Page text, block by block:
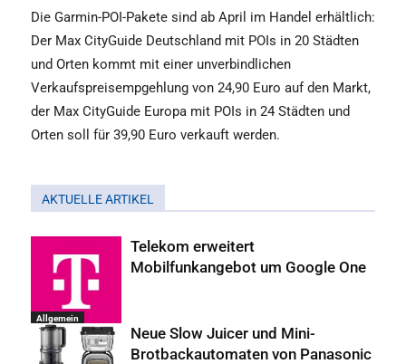
Die Garmin-POI-Pakete sind ab April im Handel erhältlich:
Der Max CityGuide Deutschland mit POIs in 20 Städten
und Orten kommt mit einer unverbindlichen
Verkaufspreisempgehlung von 24,90 Euro auf den Markt,
der Max CityGuide Europa mit POIs in 24 Städten und
Orten soll für 39,90 Euro verkauft werden.
AKTUELLE ARTIKEL
Allgemein
Telekom erweitert
Mobilfunkangebot um Google One
Neue Slow Juicer und Mini-
Brotbackautomaten von Panasonic